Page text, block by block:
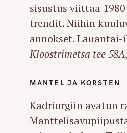
sisustus viittaa
trendit. Niihin
annokset.
Kloostrimetsa tee 58A,
MANTEL JA KORSTEN
Kadriorgiin avatun
e
r
c
h